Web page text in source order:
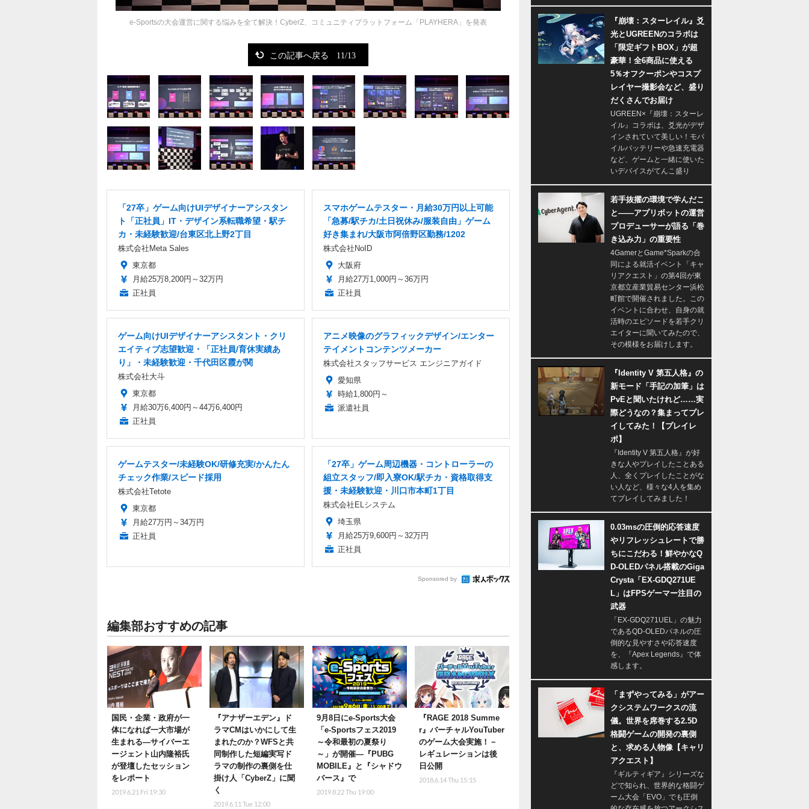
e-Sportsの大会運営に関する悩みを全て解決！CyberZ、コミュニティプラットフォーム「PLAYHERA」を発表
この記事へ戻る 11/13
「27卒」ゲーム向けUIデザイナーアシスタン
ト「正社員」IT・デザイン系転職希望・駅チ
カ・未経験歓迎/台東区北上野2丁目
株式会社Meta Sales
東京都
月給25万8,200円～32万円
正社員
スマホゲームテスター・月給30万円以上可能
「急募/駅チカ/土日祝休み/服装自由」ゲーム
好き集まれ/大阪市阿倍野区勤務/1202
株式会社NoID
大阪府
月給27万1,000円～36万円
正社員
ゲーム向けUIデザイナーアシスタント・クリ
エイティブ志望歓迎・「正社員/育休実績あ
り」・未経験歓迎・千代田区霞が関
株式会社大斗
東京都
月給30万6,400円～44万6,400円
正社員
アニメ映像のグラフィックデザイン/エンター
テイメントコンテンツメーカー
株式会社スタッフサービス エンジニアガイド
愛知県
時給1,800円～
派遣社員
ゲームテスター/未経験OK/研修充実/かんたん
チェック作業/スピード採用
株式会社Tetote
東京都
月給27万円～34万円
正社員
「27卒」ゲーム周辺機器・コントローラーの
組立スタッフ/即入寮OK/駅チカ・資格取得支
援・未経験歓迎・川口市本町1丁目
株式会社ELシステム
埼玉県
月給25万9,600円～32万円
正社員
Sponsored by
編集部おすすめの記事
国民・企業・政府が一
体になれば一大市場が
生まれる―サイバーエ
ージェント山内隆裕氏
が登壇したセッション
をレポート
2019.6.21 Fri 19:30
『アナザーエデン』ド
ラマCMはいかにして生
まれたのか？WFSと共
同制作した短編実写ド
ラマの制作の裏側を仕
掛け人「CyberZ」に聞
く
2019.6.11 Tue 12:00
9月8日にe-Sports大会
「e-Sportsフェス2019
～令和最初の夏祭り
～」が開催―『PUBG
MOBILE』と『シャドウ
バース』で
2019.8.22 Thu 19:00
『RAGE 2018 Summe
r』バーチャルYouTuber
のゲーム大会実施！－
レギュレーションは後
日公開
2018.6.14 Thu 15:15
『崩壊：スターレイル』爻
光とUGREENのコラボは
「限定ギフトBOX」が超
豪華！全6商品に使える
5％オフクーポンやコスプ
レイヤー撮影会など、盛り
だくさんでお届け
UGREEN×『崩壊：スターレ
イル』コラボは、爻光がデザ
インされていて美しい！モバ
イルバッテリーや急速充電器
など、ゲームと一緒に使いた
いデバイスがてんこ盛り
若手抜擢の環境で学んだこ
と――アプリボットの運営
プロデューサーが語る「巻
き込み力」の重要性
4GamerとGame*Sparkの合
同による就活イベント「キャ
リアクエスト」の第4回が東
京都立産業貿易センター浜松
町館で開催されました。この
イベントに合わせ、自身の就
活時のエピソードを若手クリ
エイターに聞いてみたので、
その模様をお届けします。
『Identity V 第五人格』の
新モード「手記の加筆」は
PvEと聞いたけれど……実
際どうなの？集まってプレ
イしてみた！【プレイレ
ポ】
『Identity V 第五人格』が好
きな人やプレイしたことある
人、全くプレイしたことがな
い人など、様々な4人を集め
てプレイしてみました！
0.03msの圧倒的応答速度
やリフレッシュレートで勝
ちにこだわる！鮮やかなQ
D-OLEDパネル搭載のGiga
Crysta「EX-GDQ271UE
L」はFPSゲーマー注目の
武器
「EX-GDQ271UEL」の魅力
であるQD-OLEDパネルの圧
倒的な見やすさや応答速度
を、『Apex Legends』で体
感します。
「まずやってみる」がアー
クシステムワークスの流
儀。世界を席巻する2.5D
格闘ゲームの開発の裏側
と、求める人物像【キャリ
アクエスト】
『ギルティギア』シリーズな
どで知られ、世界的な格闘ゲ
ーム大会「EVO」でも圧倒